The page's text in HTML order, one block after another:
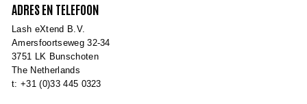
ADRES EN TELEFOON
Lash eXtend B.V.
Amersfoortseweg 32-34
3751 LK Bunschoten
The Netherlands
t: +31 (0)33 445 0323